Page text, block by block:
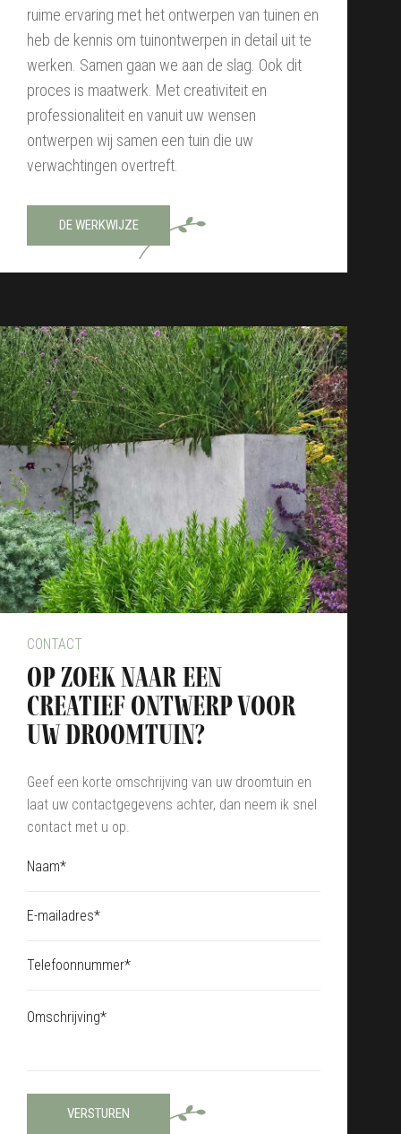
ruime ervaring met het ontwerpen van tuinen en
heb de kennis om tuinontwerpen in detail uit te
werken. Samen gaan we aan de slag. Ook dit
proces is maatwerk. Met creativiteit en
professionaliteit en vanuit uw wensen
ontwerpen wij samen een tuin die uw
verwachtingen overtreft.
DE WERKWIJZE
CONTACT
op zoek naar een
creatief ontwerp voor
uw droomtuin?
Geef een korte omschrijving van uw droomtuin en
laat uw contactgegevens achter, dan neem ik snel
contact met u op.
VERSTUREN